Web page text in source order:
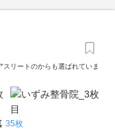
リートのからも選ばれていま
35枚